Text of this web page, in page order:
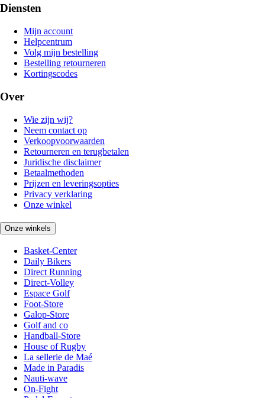
Diensten
Mijn account
Helpcentrum
Volg mijn bestelling
Bestelling retourneren
Kortingscodes
Over
Wie zijn wij?
Neem contact op
Verkoopvoorwaarden
Retourneren en terugbetalen
Juridische disclaimer
Betaalmethoden
Prijzen en leveringsopties
Privacy verklaring
Onze winkel
Onze winkels
Basket-Center
Daily Bikers
Direct Running
Direct-Volley
Espace Golf
Foot-Store
Galop-Store
Golf and co
Handball-Store
House of Rugby
La sellerie de Maé
Made in Paradis
Nauti-wave
On-Fight